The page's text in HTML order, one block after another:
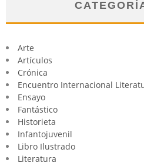
Arte
Artículos
Crónica
Encuentro Internacional
Ensayo
Fantástico
Historieta
Infantojuvenil
Libro Ilustrado
Literatura